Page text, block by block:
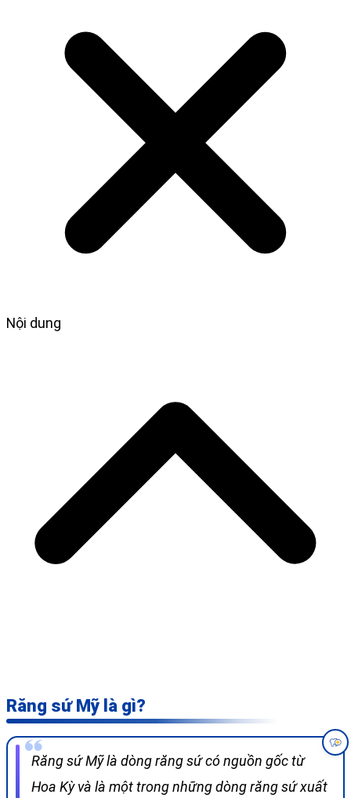
Nội dung
Răng sứ Mỹ là gì?
Răng sứ Mỹ là dòng răng sứ có nguồn gốc từ
Hoa Kỳ và là một trong những dòng răng sứ xuất